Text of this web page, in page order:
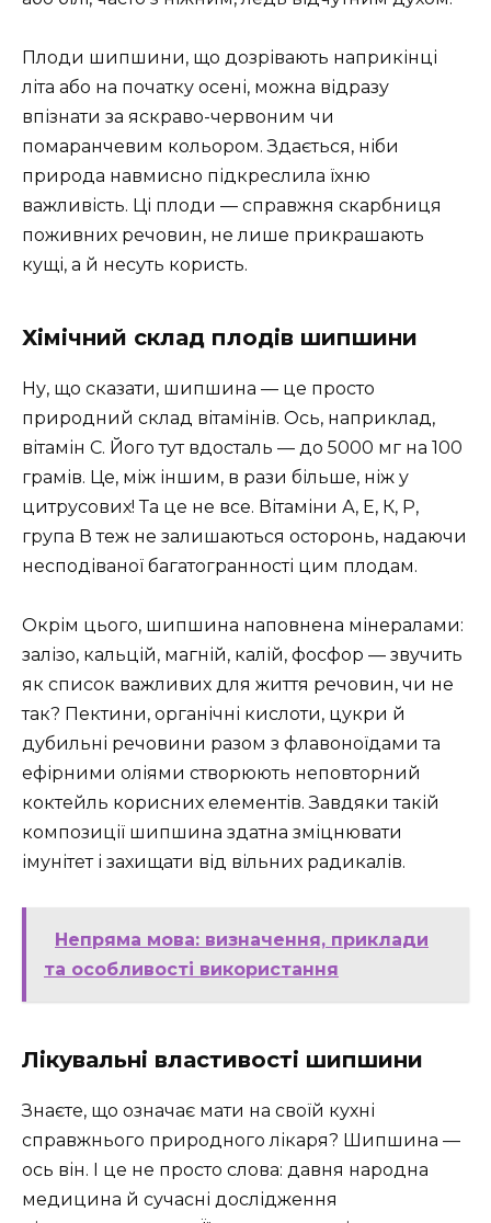
Плоди шипшини, що дозрівають наприкінці
літа або на початку осені, можна відразу
впізнати за яскраво-червоним чи
помаранчевим кольором. Здається, ніби
природа навмисно підкреслила їхню
важливість. Ці плоди — справжня скарбниця
поживних речовин, не лише прикрашають
кущі, а й несуть користь.
Хімічний склад плодів шипшини
Ну, що сказати, шипшина — це просто
природний склад вітамінів. Ось, наприклад,
вітамін С. Його тут вдосталь — до 5000 мг на 100
грамів. Це, між іншим, в рази більше, ніж у
цитрусових! Та це не все. Вітаміни А, Е, К, Р,
група В теж не залишаються осторонь, надаючи
несподіваної багатогранності цим плодам.
Окрім цього, шипшина наповнена мінералами:
залізо, кальцій, магній, калій, фосфор — звучить
як список важливих для життя речовин, чи не
так? Пектини, органічні кислоти, цукри й
дубильні речовини разом з флавоноїдами та
ефірними оліями створюють неповторний
коктейль корисних елементів. Завдяки такій
композиції шипшина здатна зміцнювати
імунітет і захищати від вільних радикалів.
Непряма мова: визначення, приклади
та особливості використання
Лікувальні властивості шипшини
Знаєте, що означає мати на своїй кухні
справжнього природного лікаря? Шипшина —
ось він. І це не просто слова: давня народна
медицина й сучасні дослідження